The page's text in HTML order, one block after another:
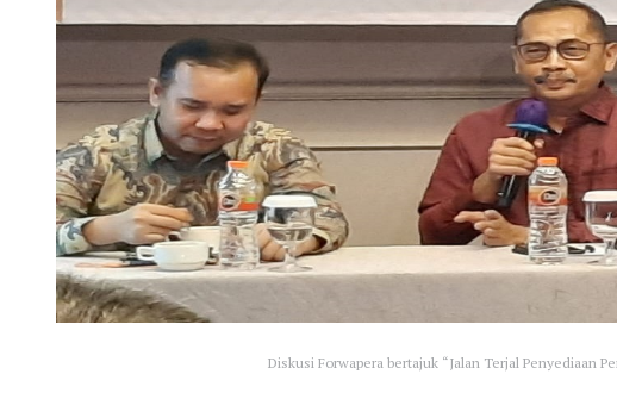
Diskusi Forwapera bertajuk “Jalan Terjal Penyediaan